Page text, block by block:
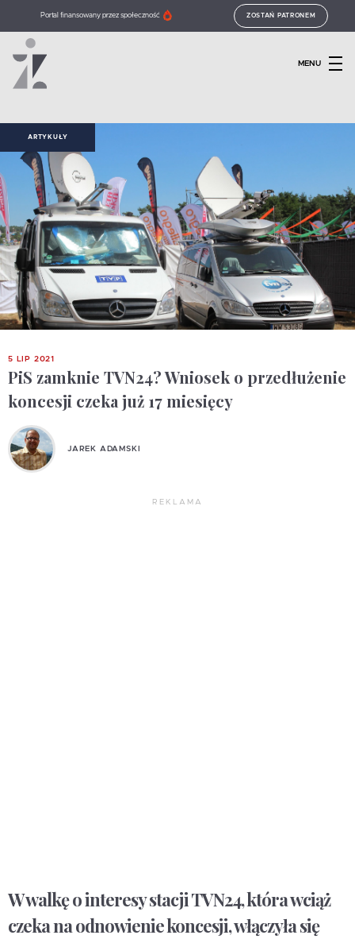
Portal finansowany przez społeczność ZOSTAŃ PATRONEM
MENU
ARTYKUŁY
5 LIP 2021
PiS zamknie TVN24? Wniosek o przedłużenie
koncesji czeka już 17 miesięcy
JAREK ADAMSKI
REKLAMA
W walkę o interesy stacji TVN24, która wciąż
czeka na odnowienie koncesji, włączyła się